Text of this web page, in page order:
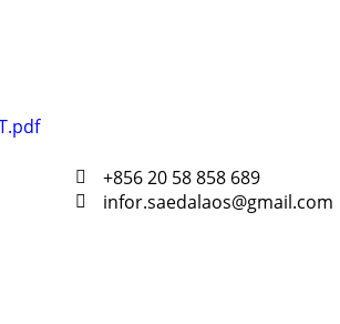
+856 20 58 858 689
infor.saedalaos@gmail.com